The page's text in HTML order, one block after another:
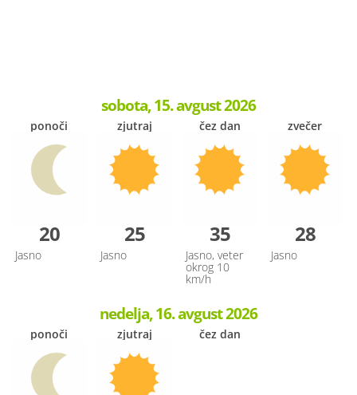
sobota, 15. avgust 2026
ponoči
20
Jasno
zjutraj
25
Jasno
čez dan
35
Jasno, veter
okrog 10
km/h
zvečer
28
Jasno
nedelja, 16. avgust 2026
ponoči zjutraj čez dan